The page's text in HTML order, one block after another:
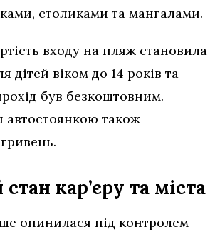
столиками та мангалами.
входу на пляж становила
дітей віком до 14 років та
був безкоштовним.
автостоянкою також
кар’єру та міста
опинилася під контролем